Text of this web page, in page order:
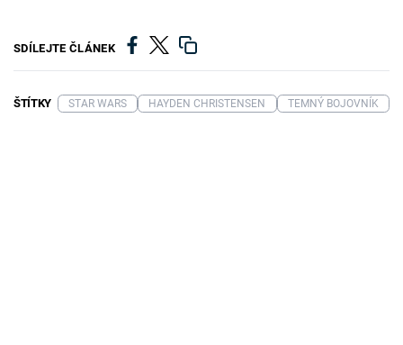
SDÍLEJTE ČLÁNEK
ŠTÍTKY STAR WARS HAYDEN CHRISTENSEN TEMNÝ BOJOVNÍK